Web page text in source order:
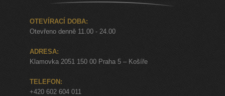
OTEVÍRACÍ DOBA:
Otevřeno denně 11.00 - 24.00
ADRESA:
Klamovka 2051 150 00 Praha 5 – Košíře
TELEFON:
+420 602 604 011